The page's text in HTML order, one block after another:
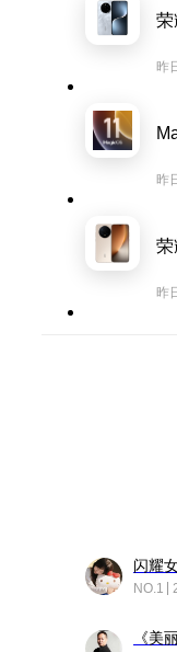
昨
昨
昨
NO.1
《美